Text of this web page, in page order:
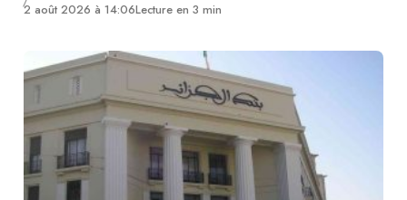
2 août 2026 à 14:06Lecture en 3 min